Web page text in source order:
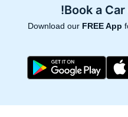
Book a Car
Download our FREE App